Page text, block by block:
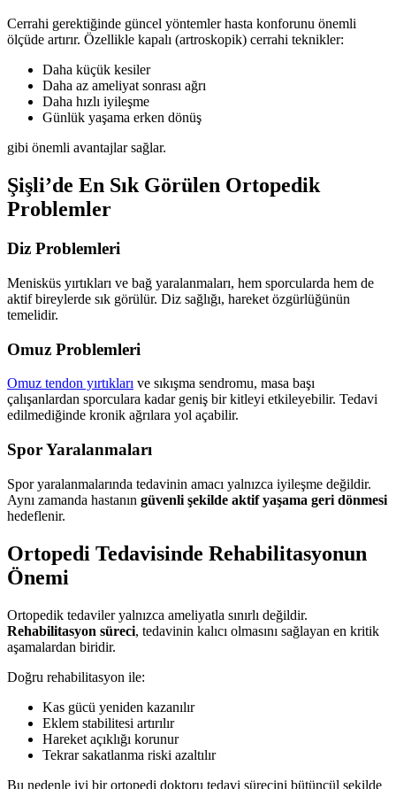
Cerrahi gerektiğinde güncel yöntemler hasta konforunu önemli
ölçüde artırır. Özellikle kapalı (artroskopik) cerrahi teknikler:
Daha küçük kesiler
Daha az ameliyat sonrası ağrı
Daha hızlı iyileşme
Günlük yaşama erken dönüş
gibi önemli avantajlar sağlar.
Şişli’de En Sık Görülen Ortopedik
Problemler
Diz Problemleri
Menisküs yırtıkları ve bağ yaralanmaları, hem sporcularda hem de
aktif bireylerde sık görülür. Diz sağlığı, hareket özgürlüğünün
temelidir.
Omuz Problemleri
Omuz tendon yırtıkları ve sıkışma sendromu, masa başı
çalışanlardan sporculara kadar geniş bir kitleyi etkileyebilir. Tedavi
edilmediğinde kronik ağrılara yol açabilir.
Spor Yaralanmaları
Spor yaralanmalarında tedavinin amacı yalnızca iyileşme değildir.
Aynı zamanda hastanın güvenli şekilde aktif yaşama geri dönmesi
hedeflenir.
Ortopedi Tedavisinde Rehabilitasyonun
Önemi
Ortopedik tedaviler yalnızca ameliyatla sınırlı değildir.
Rehabilitasyon süreci, tedavinin kalıcı olmasını sağlayan en kritik
aşamalardan biridir.
Doğru rehabilitasyon ile:
Kas gücü yeniden kazanılır
Eklem stabilitesi artırılır
Hareket açıklığı korunur
Tekrar sakatlanma riski azaltılır
Bu nedenle iyi bir ortopedi doktoru tedavi sürecini bütüncül şekilde